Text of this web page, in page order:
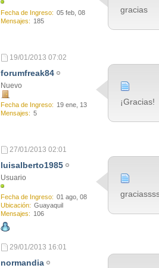
Fecha de Ingreso
05 feb, 08
Mensajes
185
gracias
19/01/2013 07:02
forumfreak84
Nuevo
Fecha de Ingreso
19 ene, 13
Mensajes
5
¡Gracias!
27/01/2013 02:01
luisalberto1985
Usuario
Fecha de Ingreso
01 ago, 08
Ubicación
Guayaquil
Mensajes
106
29/01/2013 16:01
normandia